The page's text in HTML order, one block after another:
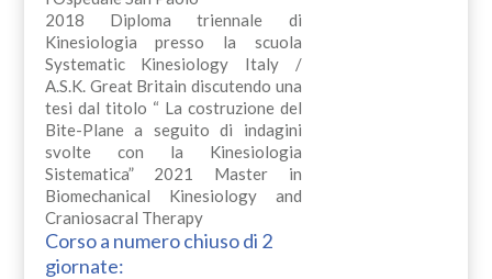
2018 Diploma triennale di
Kinesiologia presso la scuola
Systematic Kinesiology Italy /
A.S.K. Great Britain discutendo una
tesi dal titolo “ La costruzione del
Bite-Plane a seguito di indagini
svolte con la Kinesiologia
Sistematica” 2021 Master in
Biomechanical Kinesiology and
Craniosacral Therapy
Corso a numero chiuso di 2
giornate: